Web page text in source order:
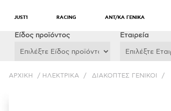
JUST1 RACING ΑΝΤ/ΚΑ ΓΕΝΙΚΑ
Eίδος προϊόντος Εταιρεία
ΑΡΧΙΚΉ / ΗΛΕΚΤΡΙΚΑ / ΔΙΑΚΟΠΤΕΣ ΓΕΝΙΚΟΙ /